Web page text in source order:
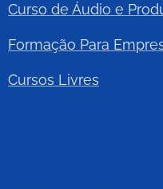
Curso de Áudio e
Formação Para
Cursos Livres